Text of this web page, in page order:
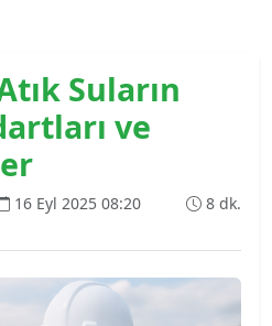
Suların
ve
16 Eyl 2025 08:20 8 dk.